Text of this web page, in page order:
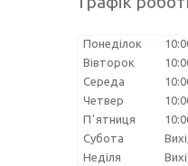
Понеділок
Вівторок
Середа
Четвер
Пʼятниця
Субота
Неділя